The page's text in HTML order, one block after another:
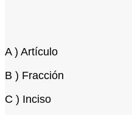
A ) Artículo
B ) Fracción
C ) Inciso